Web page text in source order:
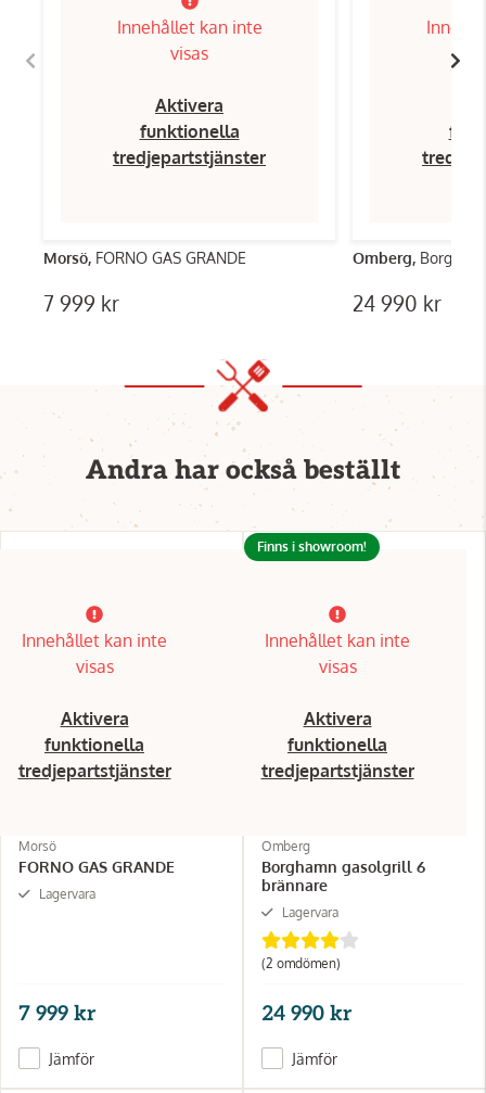
Innehållet kan inte
visas
Aktivera
funktionella
tredjepartstjänster
Morsö, FORNO GAS GRANDE
7 999 kr
Omberg,
24 990 kr
Andra har också beställt
Innehållet kan inte
visas
Aktivera
funktionella
tredjepartstjänster
Morsö
FORNO GAS GRANDE
Lagervara
7 999 kr
Jämför
Innehållet kan inte
visas
Aktivera
funktionella
tredjepartstjänster
Omberg
Borghamn gasolgrill 6
brännare
Lagervara
(2 omdömen)
Finns i showroom!
24 990 kr
Jämför